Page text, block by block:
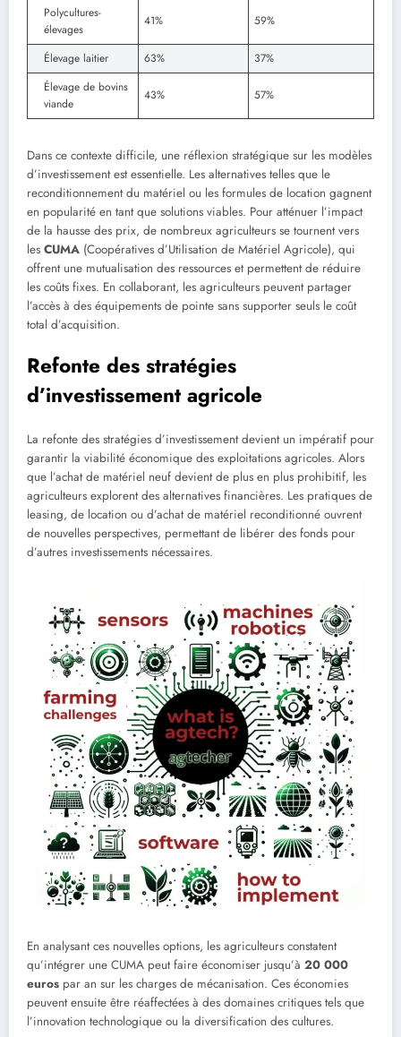
Polycultures-
élevages
41% 59%
Élevage laitier 63%
37%
Élevage de bovins
viande
43% 57%
Dans ce contexte difficile, une réflexion stratégique sur les modèles
d’investissement est essentielle. Les alternatives telles que le
reconditionnement du matériel ou les formules de location gagnent
en popularité en tant que solutions viables. Pour atténuer l’impact
de la hausse des prix, de nombreux agriculteurs se tournent vers
les CUMA (Coopératives d’Utilisation de Matériel Agricole), qui
offrent une mutualisation des ressources et permettent de réduire
les coûts fixes. En collaborant, les agriculteurs peuvent partager
l’accès à des équipements de pointe sans supporter seuls le coût
total d’acquisition.
Refonte des stratégies
d’investissement agricole
La refonte des stratégies d’investissement devient un impératif pour
garantir la viabilité économique des exploitations agricoles. Alors
que l’achat de matériel neuf devient de plus en plus prohibitif, les
agriculteurs explorent des alternatives financières. Les pratiques de
leasing, de location ou d’achat de matériel reconditionné ouvrent
de nouvelles perspectives, permettant de libérer des fonds pour
d’autres investissements nécessaires.
En analysant ces nouvelles options, les agriculteurs constatent
qu’intégrer une CUMA peut faire économiser jusqu’à 20 000
euros par an sur les charges de mécanisation. Ces économies
peuvent ensuite être réaffectées à des domaines critiques tels que
l’innovation technologique ou la diversification des cultures.